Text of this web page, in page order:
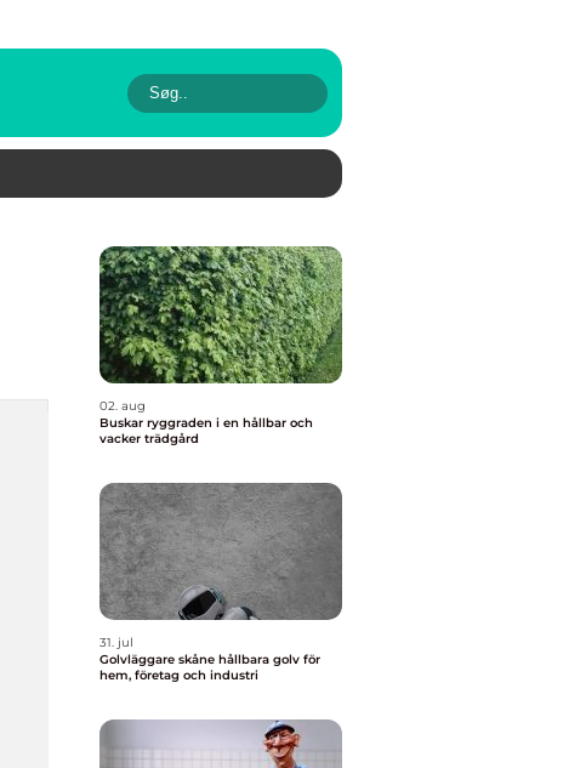
02. aug
Buskar ryggraden i en hållbar och
vacker trädgård
31. jul
Golvläggare skåne hållbara golv för
hem, företag och industri